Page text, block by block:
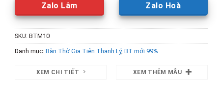
Zalo Lâm Zalo Hoà
SKU: BTM10
Danh mục: Bàn Thờ Gia Tiên Thanh Lý, BT mới 99%
XEM CHI TIẾT XEM THÊM MẪU